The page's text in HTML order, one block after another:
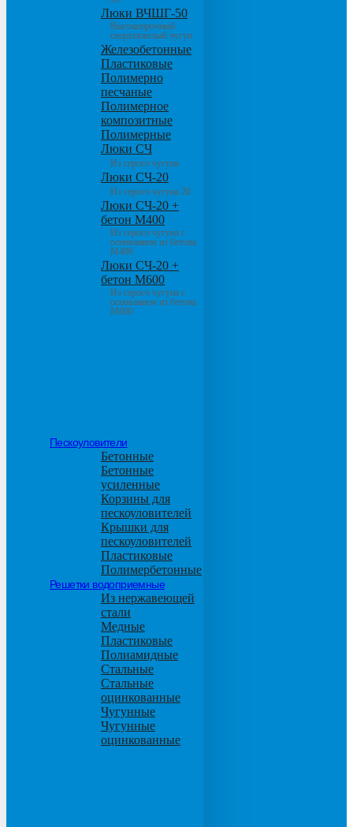
Люки ВЧШГ-50
Высокопрочный
сверхтяжелый чугун
Железобетонные
Пластиковые
Полимерно
песчаные
Полимерное
композитные
Полимерные
Люки СЧ
Из серого чугуна
Люки СЧ-20
Из серого чугуна 20
Люки СЧ-20 +
бетон М400
Из серого чугуна с
основанием из бетона
М400
Люки СЧ-20 +
бетон М600
Из серого чугуна с
основанием из бетона
М600
Пескоуловители
Бетонные
Бетонные
усиленные
Корзины для
пескоуловителей
Крышки для
пескоуловителей
Пластиковые
Полимербетонные
Решетки водоприемные
Из нержавеющей
стали
Медные
Пластиковые
Полиамидные
Стальные
Стальные
оцинкованные
Чугунные
Чугунные
оцинкованные